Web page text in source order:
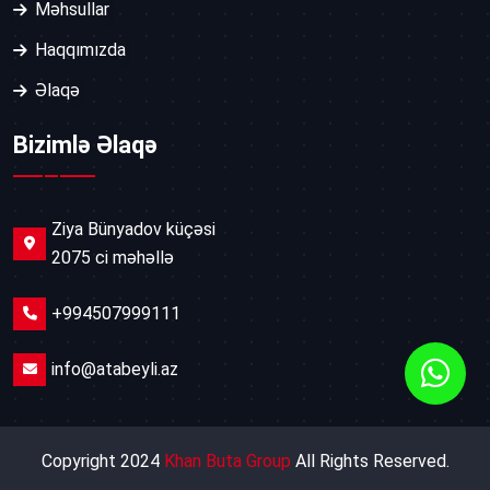
Məhsullar
Haqqımızda
Əlaqə
Bizimlə Əlaqə
Ziya Bünyadov küçəsi
2075 ci məhəllə
+994507999111
info@atabeyli.az
Copyright 2024 Khan Buta Group All Rights Reserved.